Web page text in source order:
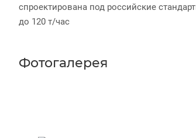
спроектирована под российские
до 120 т/час
Фотогалерея